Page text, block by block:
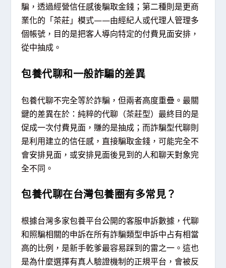
騙，透過經營信任感後騙取金錢；第二種則是更商
業化的「茶莊」模式——由經紀人或代理人管理多
個帳號，目的是把客人導向特定的付費見面安排，
從中抽成。
包養代聊和一般詐騙的差異
包養代聊不完全等於詐騙，但兩者高度重疊。最關
鍵的差異在於：純粹的代聊（茶莊型）最終目的是
促成一次付費見面，賺的是抽成；而詐騙型代聊則
是利用建立的信任感，直接騙取金錢，可能完全不
會安排見面，或安排見面後見到的人和聊天對象完
全不同。
包養代聊在台灣包養圈有多常見？
根據台灣多家包養平台公開的客服申訴數據，代聊
和照騙相關的申訴在所有詐騙類型申訴中占有相當
高的比例，是新手乾爹最容易踩到的雷之一。這也
是為什麼選擇有真人驗證機制的正規平台，會被反